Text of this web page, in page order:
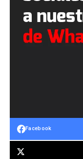
Facebook